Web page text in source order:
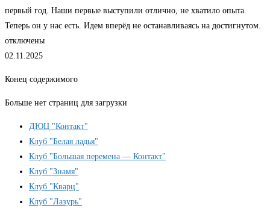
первый год. Наши первые выступили отлично, не хватило опыта.
Теперь он у нас есть. Идем вперёд не останавливаясь на достигнутом.
отключены
02.11.2025
Конец содержимого
Больше нет страниц для загрузки
ДЮЦ "Контакт"
Клуб "Белая ладья"
Клуб "Большая перемена — Контакт"
Клуб "Знамя"
Клуб "Кварц"
Клуб "Лазурь"